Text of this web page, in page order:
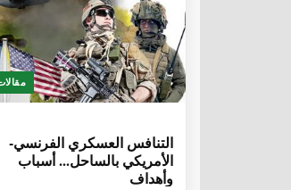
التنافس العسكري الفرنسي-
الأمريكي بالساحل... أسباب
وأهداف